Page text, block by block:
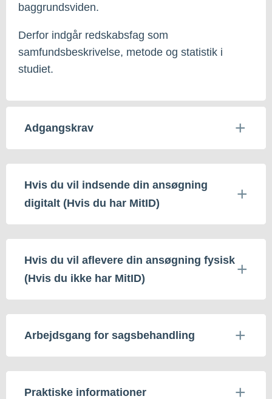
baggrundsviden.
Derfor indgår redskabsfag som
samfundsbeskrivelse, metode og statistik i
studiet.
Adgangskrav
Hvis du vil indsende din ansøgning
digitalt (Hvis du har MitID)
Hvis du vil aflevere din ansøgning fysisk
(Hvis du ikke har MitID)
Arbejdsgang for sagsbehandling
Praktiske informationer